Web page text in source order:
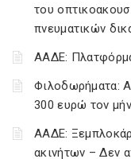
του
πνευματικών
ΑΑΔΕ:
Φιλοδωρήματα:
300 ευρώ τον
ΑΑΔΕ:
ακινήτων – Δεν